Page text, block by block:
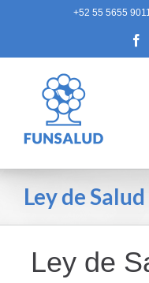
+52 55 5655
Ley de
Ley de